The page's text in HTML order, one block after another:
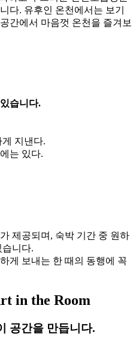
다. 유후인 온천에서는 보기
간에서 마음껏 온천을 즐겨보
습니다.
지낸다.
는 있다.
제공되며, 숙박 기간 중 원하
니다.
게 보내는 한 때의 동행에 꼭
in the Room
공간을 만듭니다.